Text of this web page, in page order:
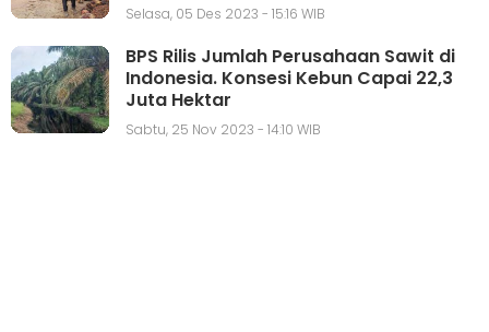
Selasa, 05 Des 2023 - 15:16 WIB
BPS Rilis Jumlah Perusahaan Sawit di
Indonesia. Konsesi Kebun Capai 22,3
Juta Hektar
Sabtu, 25 Nov 2023 - 14:10 WIB